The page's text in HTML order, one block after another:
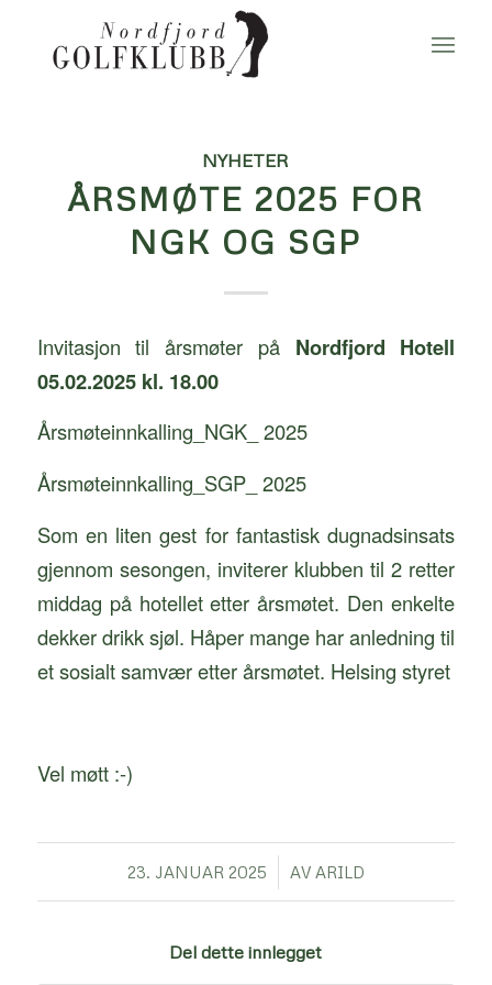
NYHETER
ÅRSMØTE 2025 FOR
NGK OG SGP
Invitasjon til årsmøter på Nordfjord Hotell
05.02.2025 kl. 18.00
Årsmøteinnkalling_NGK_ 2025
Årsmøteinnkalling_SGP_ 2025
Som en liten gest for fantastisk dugnadsinsats
gjennom sesongen, inviterer klubben til 2 retter
middag på hotellet etter årsmøtet. Den enkelte
dekker drikk sjøl. Håper mange har anledning til
et sosialt samvær etter årsmøtet. Helsing styret
Vel møtt :-)
23. JANUAR 2025
/ AV ARILD
Del dette innlegget